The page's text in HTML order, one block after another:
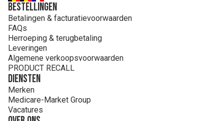
Bestellingen
Betalingen & facturatievoorwaarden
FAQs
Herroeping & terugbetaling
Leveringen
Algemene verkoopsvoorwaarden
PRODUCT RECALL
Diensten
Merken
Medicare-Market Group
Vacatures